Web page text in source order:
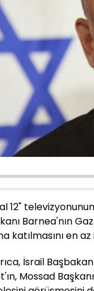
12"
Barnea'nın
katılmasını en
İsrail
Mossad